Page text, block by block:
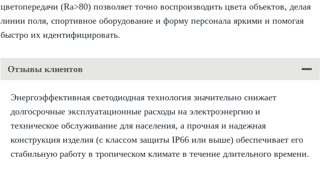
цветопередачи (Ra>80) позволяет точно воспроизводить цвета объектов, делая
линии поля, спортивное оборудование и форму персонала яркими и помогая
быстро их идентифицировать.
Отзывы клиентов
Энергоэффективная светодиодная технология значительно снижает
долгосрочные эксплуатационные расходы на электроэнергию и
техническое обслуживание для населения, а прочная и надежная
конструкция изделия (с классом защиты IP66 или выше) обеспечивает его
стабильную работу в тропическом климате в течение длительного времени.